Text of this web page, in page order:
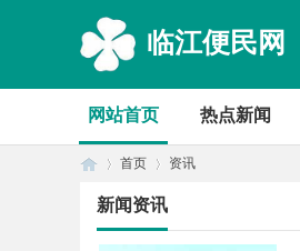
临江便民网
网站首页 热点新闻
首页 资讯
新闻资讯